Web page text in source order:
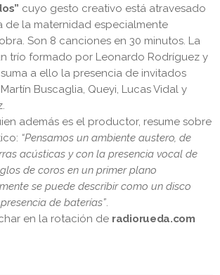
cuyo gesto creativo está atravesado
de la maternidad especialmente
Son 8 canciones en 30 minutos. La
trío formado por Leonardo Rodríguez y
suma a ello la presencia de invitados
Buscaglia, Queyi, Lucas Vidal y
además es el productor, resume sobre
“Pensamos un ambiente austero, de
acústicas y con la presencia vocal de
de coros en un primer plano
se puede describir como un disco
de baterías”.
en la rotación de radiorueda.com